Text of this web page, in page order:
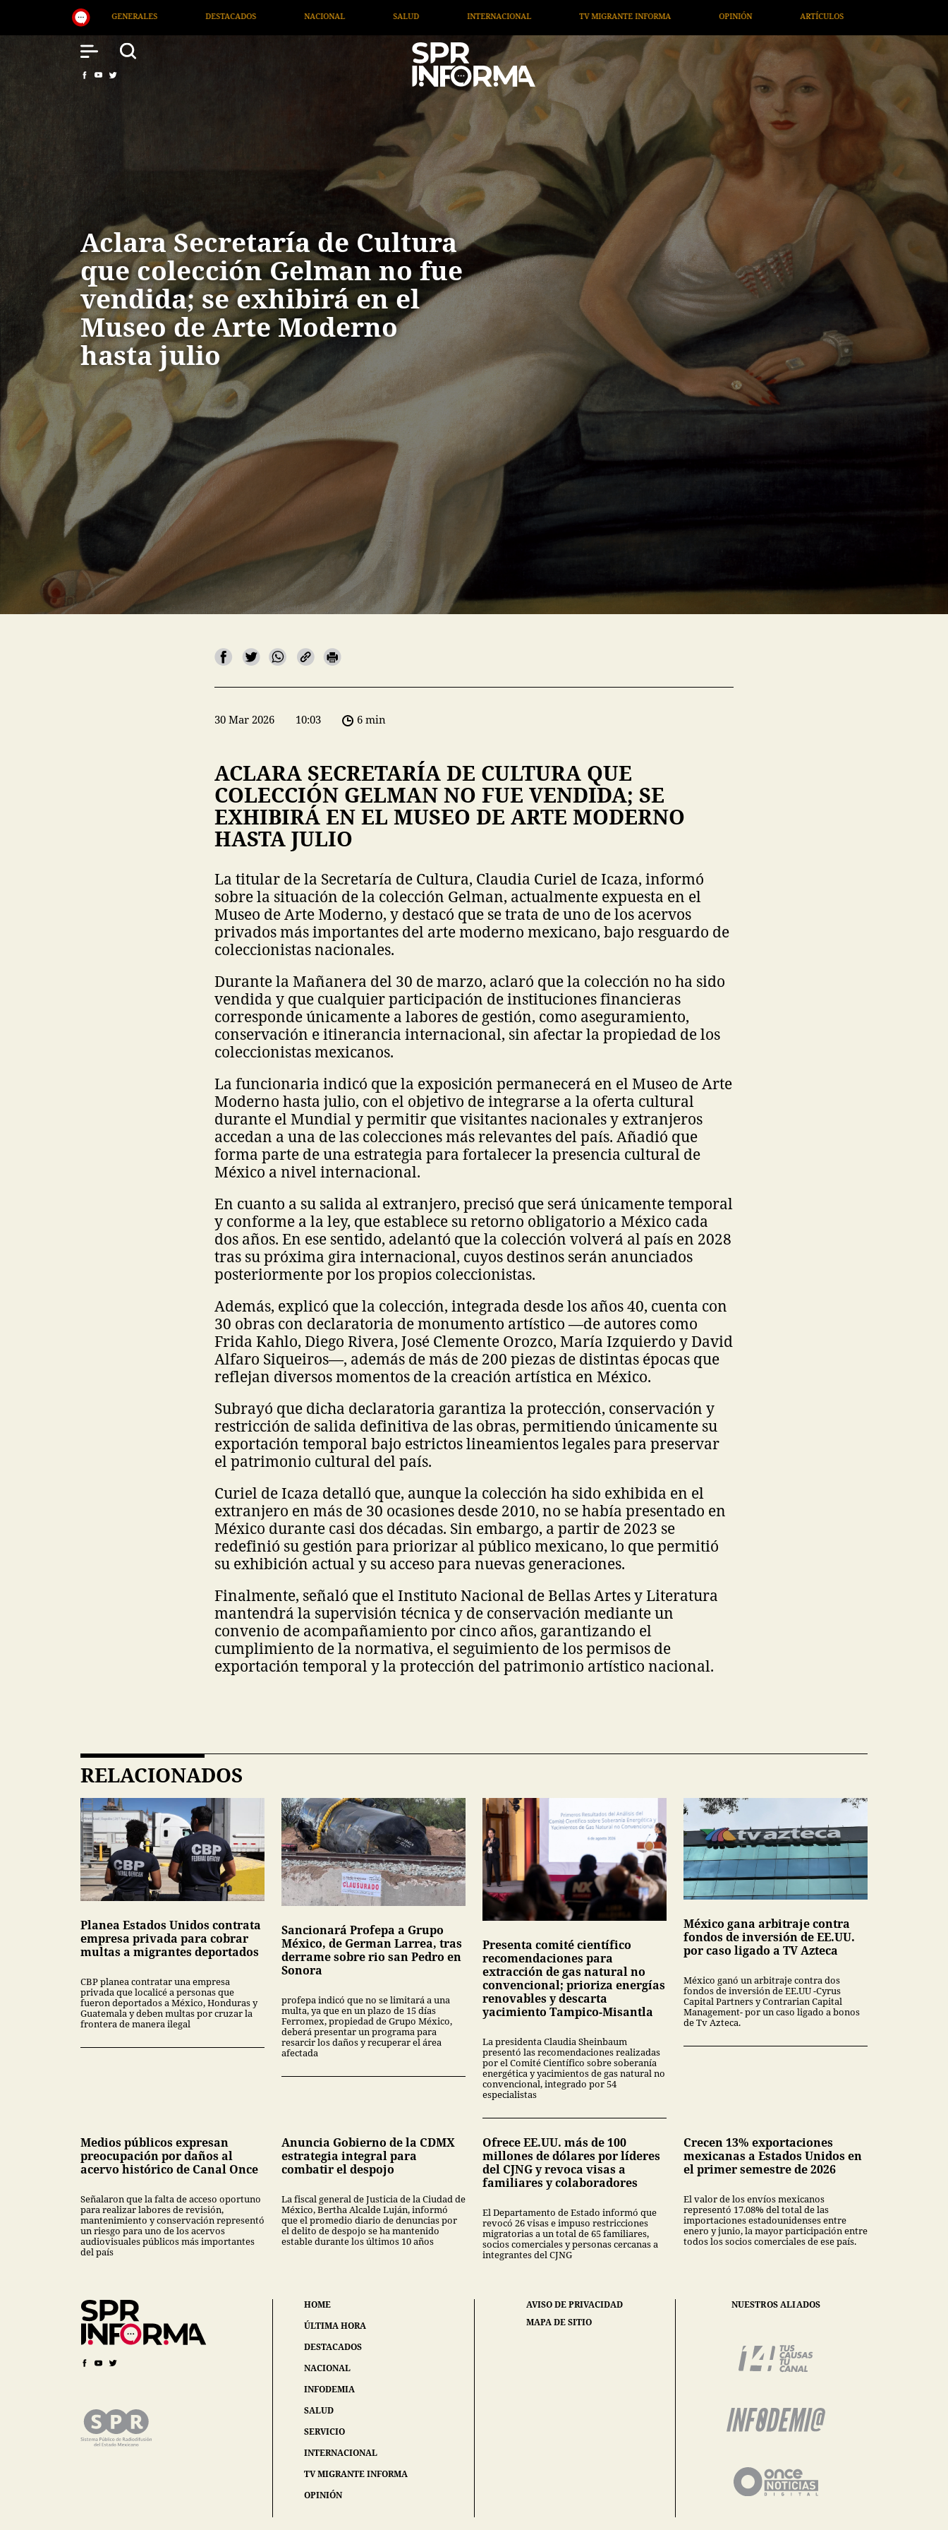
NACIONAL INTERNACIONAL TV MIGRANTE INFORMA OPINIÓN ARTÍCULOS ARTE / ENTRETENIMIENTO ECONOMÍA / NEGOCIOS
Aclara Secretaría de Cultura
que colección Gelman no fue
vendida; se exhibirá en el
Museo de Arte Moderno
hasta julio
30 Mar 2026 10:03 6 min
ACLARA SECRETARÍA DE CULTURA QUE
COLECCIÓN GELMAN NO FUE VENDIDA; SE
EXHIBIRÁ EN EL MUSEO DE ARTE MODERNO
HASTA JULIO
La titular de la Secretaría de Cultura, Claudia Curiel de Icaza, informó
sobre la situación de la colección Gelman, actualmente expuesta en el
Museo de Arte Moderno, y destacó que se trata de uno de los acervos
privados más importantes del arte moderno mexicano, bajo resguardo de
coleccionistas nacionales.
Durante la Mañanera del 30 de marzo, aclaró que la colección no ha sido
vendida y que cualquier participación de instituciones financieras
corresponde únicamente a labores de gestión, como aseguramiento,
conservación e itinerancia internacional, sin afectar la propiedad de los
coleccionistas mexicanos.
La funcionaria indicó que la exposición permanecerá en el Museo de Arte
Moderno hasta julio, con el objetivo de integrarse a la oferta cultural
durante el Mundial y permitir que visitantes nacionales y extranjeros
accedan a una de las colecciones más relevantes del país. Añadió que
forma parte de una estrategia para fortalecer la presencia cultural de
México a nivel internacional.
En cuanto a su salida al extranjero, precisó que será únicamente temporal
y conforme a la ley, que establece su retorno obligatorio a México cada
dos años. En ese sentido, adelantó que la colección volverá al país en 2028
tras su próxima gira internacional, cuyos destinos serán anunciados
posteriormente por los propios coleccionistas.
Además, explicó que la colección, integrada desde los años 40, cuenta con
30 obras con declaratoria de monumento artístico —de autores como
Frida Kahlo, Diego Rivera, José Clemente Orozco, María Izquierdo y David
Alfaro Siqueiros—, además de más de 200 piezas de distintas épocas que
reflejan diversos momentos de la creación artística en México.
Subrayó que dicha declaratoria garantiza la protección, conservación y
restricción de salida definitiva de las obras, permitiendo únicamente su
exportación temporal bajo estrictos lineamientos legales para preservar
el patrimonio cultural del país.
Curiel de Icaza detalló que, aunque la colección ha sido exhibida en el
extranjero en más de 30 ocasiones desde 2010, no se había presentado en
México durante casi dos décadas. Sin embargo, a partir de 2023 se
redefinió su gestión para priorizar al público mexicano, lo que permitió
su exhibición actual y su acceso para nuevas generaciones.
Finalmente, señaló que el Instituto Nacional de Bellas Artes y Literatura
mantendrá la supervisión técnica y de conservación mediante un
convenio de acompañamiento por cinco años, garantizando el
cumplimiento de la normativa, el seguimiento de los permisos de
exportación temporal y la protección del patrimonio artístico nacional.
RELACIONADOS
Planea Estados Unidos contrata
empresa privada para cobrar
multas a migrantes deportados
CBP planea contratar una empresa
privada que localicé a personas que
fueron deportados a México, Honduras y
Guatemala y deben multas por cruzar la
frontera de manera ilegal
Sancionará Profepa a Grupo
México, de German Larrea, tras
derrame sobre rio san Pedro en
Sonora
profepa indicó que no se limitará a una
multa, ya que en un plazo de 15 días
Ferromex, propiedad de Grupo México,
deberá presentar un programa para
resarcir los daños y recuperar el área
afectada
Presenta comité científico
recomendaciones para
extracción de gas natural no
convencional; prioriza energías
renovables y descarta
yacimiento Tampico-Misantla
La presidenta Claudia Sheinbaum
presentó las recomendaciones realizadas
por el Comité Científico sobre soberanía
energética y yacimientos de gas natural no
convencional, integrado por 54
especialistas
México gana arbitraje contra
fondos de inversión de EE.UU.
por caso ligado a TV Azteca
México ganó un arbitraje contra dos
fondos de inversión de EE.UU -Cyrus
Capital Partners y Contrarian Capital
Management- por un caso ligado a bonos
de Tv Azteca.
Medios públicos expresan
preocupación por daños al
acervo histórico de Canal Once
Señalaron que la falta de acceso oportuno
para realizar labores de revisión,
mantenimiento y conservación representó
un riesgo para uno de los acervos
audiovisuales públicos más importantes
del país
Anuncia Gobierno de la CDMX
estrategia integral para
combatir el despojo
La fiscal general de Justicia de la Ciudad de
México, Bertha Alcalde Luján, informó
que el promedio diario de denuncias por
el delito de despojo se ha mantenido
estable durante los últimos 10 años
Ofrece EE.UU. más de 100
millones de dólares por líderes
del CJNG y revoca visas a
familiares y colaboradores
El Departamento de Estado informó que
revocó 26 visas e impuso restricciones
migratorias a un total de 65 familiares,
socios comerciales y personas cercanas a
integrantes del CJNG
Crecen 13% exportaciones
mexicanas a Estados Unidos en
el primer semestre de 2026
El valor de los envíos mexicanos
representó 17.08% del total de las
importaciones estadounidenses entre
enero y junio, la mayor participación entre
todos los socios comerciales de ese país.
HOME
ÚLTIMA HORA
DESTACADOS
NACIONAL
INFODEMIA
SALUD
SERVICIO
INTERNACIONAL
TV MIGRANTE INFORMA
OPINIÓN
AVISO DE PRIVACIDAD
MAPA DE SITIO
NUESTROS ALIADOS